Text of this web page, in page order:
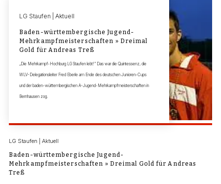
LG Staufen | Aktuell
Baden-württembergische Jugend-
Mehrkampfmeisterschaften » Dreimal
Gold für Andreas Treß
„Die Mehrkampf-Hochburg LG Staufen lebt!“ Das war die Quintessenz, die
WLV-Delegationsleiter Fred Eberle am Ende des deutschen Junioren-Cups
und der baden-württembergischen A-Jugend-Mehrkampfmeisterschaften in
Bernhausen zog.
LG Staufen | Aktuell
Baden-württembergische Jugend-
Mehrkampfmeisterschaften » Dreimal Gold für Andreas
Treß